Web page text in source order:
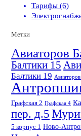
Тарифы (6)
Метки
Авиаторов
Балтики 15
Балтики 19 Авиаторов
Графская 2 Графская 4
пер. д.5
5 корпус 1 Ново-